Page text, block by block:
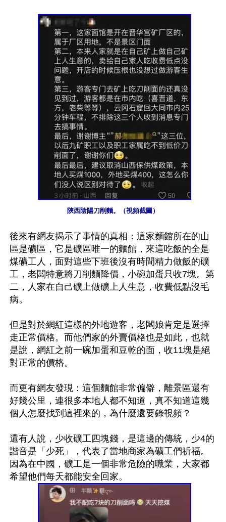
陝西陰陽刀削麵。（視頻截圖）
後來有網友揭示了事情的真相：這家麵館所在的山
區是礦區，它是礦區唯一的麵館，來這吃飯的全是
煤礦工人，面對這些下班後沒有時間精力做飯的礦
工，老闆特意將刀削麵降價，小碗加蛋只收7塊。第
二，人家在自己礦上做礦上人生意，收費低點沒毛
病。
但是對於網紅這樣的外地遊客，老闆娘肯定是選擇
走正常價格。而他們家的外賣價格也是如此，也就
是說，網紅之前一碗加蛋和豆乾的面，收11塊是絕
對正常的價格。
而更有網友發現：這個麵館非常偏僻，離景區還有
好幾公里，連很多本地人都不知道，真不知道這幾
個人怎麼找到這裡來的，為什麼還要錄視頻？
還有人說，少收礦工四塊錢，是這邊的傳統，少4的
諧音是「少死」，代表了當地商家為礦工們祈福。
因為在中國，礦工是一個非常危險的職業，大家都